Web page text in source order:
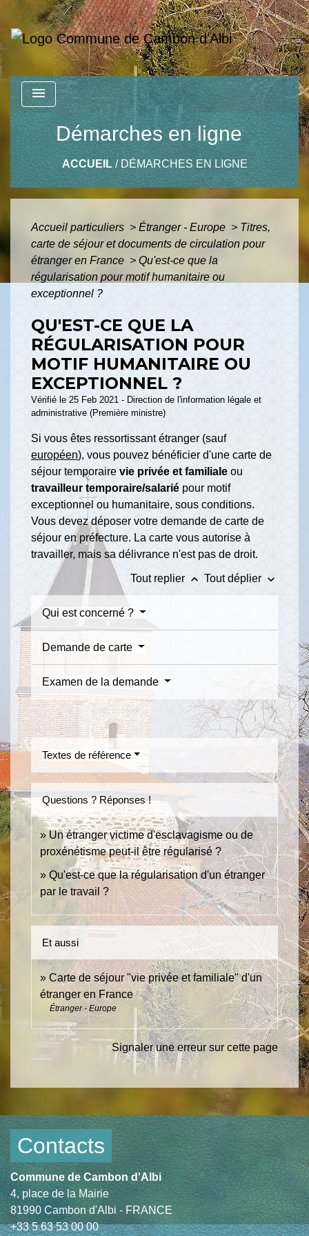
menu
Démarches en ligne
ACCUEIL/ DÉMARCHES EN LIGNE
Accueil particuliers > Étranger - Europe > Titres,
carte de séjour et documents de circulation pour
étranger en France > Qu'est-ce que la
régularisation pour motif humanitaire ou
exceptionnel ?
QU'EST-CE QUE LA
RÉGULARISATION POUR
MOTIF HUMANITAIRE OU
EXCEPTIONNEL ?
Vérifié le 25 Feb 2021 - Direction de l'information légale et
administrative (Première ministre)
Si vous êtes ressortissant étranger (sauf
européen), vous pouvez bénéficier d'une carte de
séjour temporaire vie privée et familiale ou
travailleur temporaire/salarié pour motif
exceptionnel ou humanitaire, sous conditions.
Vous devez déposer votre demande de carte de
séjour en préfecture. La carte vous autorise à
travailler, mais sa délivrance n'est pas de droit.
Tout replier keyboard_arrow_up Tout déplier keyboard_arrow_down
Qui est concerné ?
Demande de carte
Examen de la demande
Textes de référence
Questions ? Réponses !
Un étranger victime d'esclavagisme ou de
proxénétisme peut-il être régularisé ?
Qu'est-ce que la régularisation d'un étranger
par le travail ?
Et aussi
Carte de séjour "vie privée et familiale" d'un
étranger en France
Étranger - Europe
Signaler une erreur sur cette page
Contacts
Commune de Cambon d'Albi
4, place de la Mairie
81990 Cambon d'Albi - FRANCE
+33 5 63 53 00 00